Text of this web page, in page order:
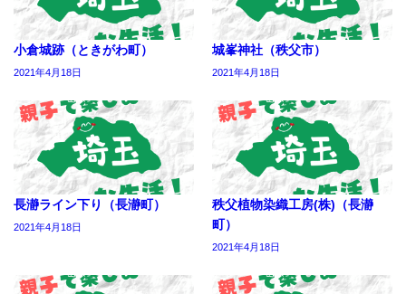
小倉城跡（ときがわ町）
2021年4月18日
城峯神社（秩父市）
2021年4月18日
長瀞ライン下り（長瀞町）
2021年4月18日
秩父植物染織工房(株)（長瀞
町）
2021年4月18日